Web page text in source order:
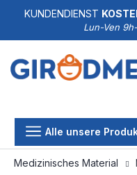
KUNDENDIENST
Lun-Ven
Alle unsere
Medizinisches Material